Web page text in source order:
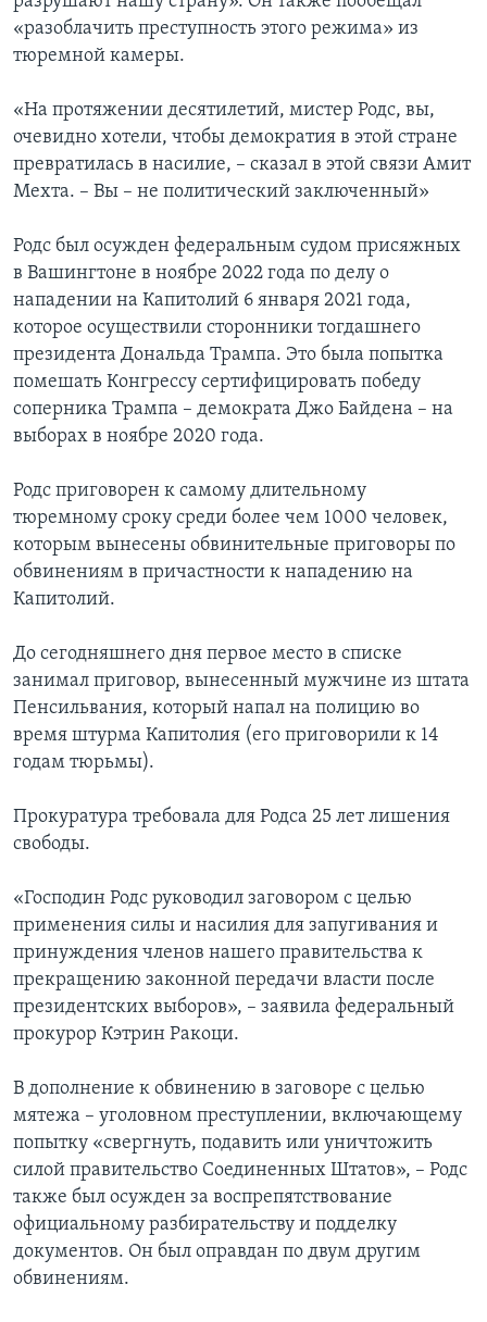
«разоблачить преступность этого режима» из
тюремной камеры.
«На протяжении десятилетий, мистер Родс, вы,
очевидно хотели, чтобы демократия в этой стране
превратилась в насилие, – сказал в этой связи Амит
Мехта. – Вы – не политический заключенный»
Родс был осужден федеральным судом присяжных
в Вашингтоне в ноябре 2022 года по делу о
нападении на Капитолий 6 января 2021 года,
которое осуществили сторонники тогдашнего
президента Дональда Трампа. Это была попытка
помешать Конгрессу сертифицировать победу
соперника Трампа – демократа Джо Байдена – на
выборах в ноябре 2020 года.
Родс приговорен к самому длительному
тюремному сроку среди более чем 1000 человек,
которым вынесены обвинительные приговоры по
обвинениям в причастности к нападению на
Капитолий.
До сегодняшнего дня первое место в списке
занимал приговор, вынесенный мужчине из штата
Пенсильвания, который напал на полицию во
время штурма Капитолия (его приговорили к 14
годам тюрьмы).
Прокуратура требовала для Родса 25 лет лишения
свободы.
«Господин Родс руководил заговором с целью
применения силы и насилия для запугивания и
принуждения членов нашего правительства к
прекращению законной передачи власти после
президентских выборов», – заявила федеральный
прокурор Кэтрин Ракоци.
В дополнение к обвинению в заговоре с целью
мятежа – уголовном преступлении, включающему
попытку «свергнуть, подавить или уничтожить
силой правительство Соединенных Штатов», – Родс
также был осужден за воспрепятствование
официальному разбирательству и подделку
документов. Он был оправдан по двум другим
обвинениям.